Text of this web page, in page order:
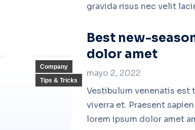
gravida risus nec velit
Company
Tips & Tricks
Best new-
dolor amet
mayo 2, 2022
Vestibulum venenatis est
viverra et. Praesent
lorem ipsum dolor amet